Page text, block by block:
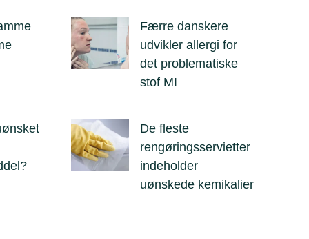
Færre danskere
udvikler allergi for
det problematiske
stof MI
De fleste
rengøringsservietter
indeholder
uønskede kemikalier